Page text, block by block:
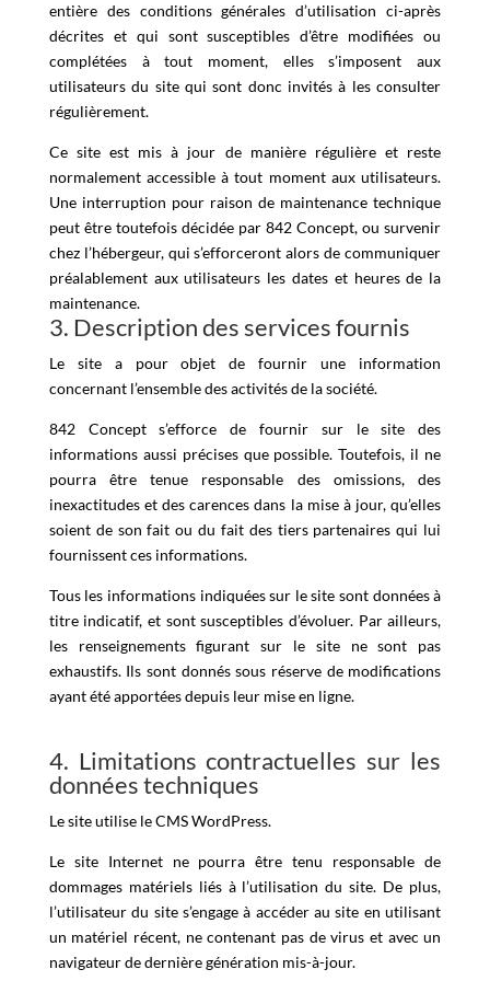
entière des conditions générales d’utilisation ci-après
décrites et qui sont susceptibles d’être modifiées ou
complétées à tout moment, elles s’imposent aux
utilisateurs du site qui sont donc invités à les consulter
régulièrement.
Ce site est mis à jour de manière régulière et reste
normalement accessible à tout moment aux utilisateurs.
Une interruption pour raison de maintenance technique
peut être toutefois décidée par 842 Concept, ou survenir
chez l’hébergeur, qui s’efforceront alors de communiquer
préalablement aux utilisateurs les dates et heures de la
maintenance.
3. Description des services fournis
Le site a pour objet de fournir une information
concernant l’ensemble des activités de la société.
842 Concept s’efforce de fournir sur le site des
informations aussi précises que possible. Toutefois, il ne
pourra être tenue responsable des omissions, des
inexactitudes et des carences dans la mise à jour, qu’elles
soient de son fait ou du fait des tiers partenaires qui lui
fournissent ces informations.
Tous les informations indiquées sur le site sont données à
titre indicatif, et sont susceptibles d’évoluer. Par ailleurs,
les renseignements figurant sur le site ne sont pas
exhaustifs. Ils sont donnés sous réserve de modifications
ayant été apportées depuis leur mise en ligne.
4. Limitations contractuelles sur les
données techniques
Le site utilise le CMS WordPress.
Le site Internet ne pourra être tenu responsable de
dommages matériels liés à l’utilisation du site. De plus,
l’utilisateur du site s’engage à accéder au site en utilisant
un matériel récent, ne contenant pas de virus et avec un
navigateur de dernière génération mis-à-jour.